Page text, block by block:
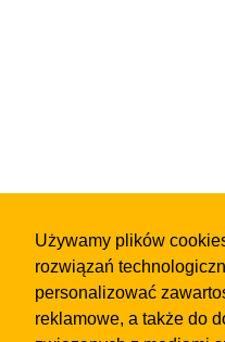
Używamy plików
rozwiązań
personalizować
reklamowe, a także do